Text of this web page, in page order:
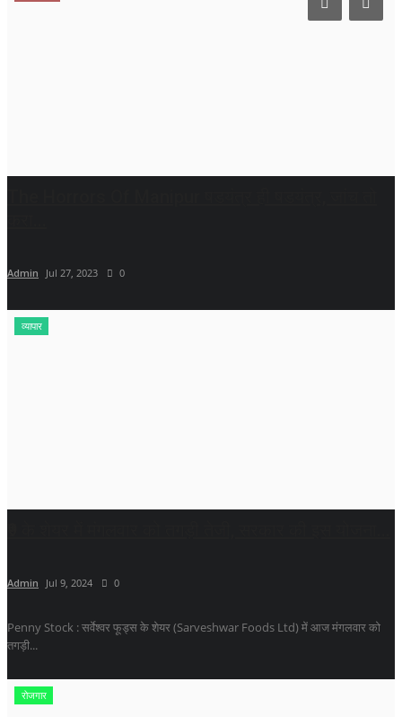
Admin Jul 27, 2023 0
व्यापार
Admin Jul 9, 2024 0
Penny Stock : सर्वेश्वर फूड्स के शेयर (Sarveshwar Foods Ltd) में आज मंगलवार को
तगड़ी...
रोजगार